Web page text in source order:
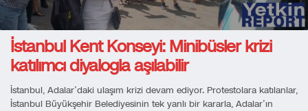
İstanbul Kent Konseyi: Minibüsler krizi
katılımcı diyalogla aşılabilir
İstanbul, Adalar’daki ulaşım krizi devam ediyor. Protestolara katılanlar,
İstanbul Büyükşehir Belediyesinin tek yanlı bir kararla, Adalar’ın